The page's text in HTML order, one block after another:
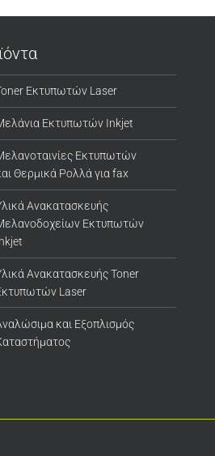
Εκτυπωτών Laser
Εκτυπωτών Inkjet
Εκτυπωτών
Θερμικά Ρολλά για fax
Ανακατασκευής
Εκτυπωτών
Ανακατασκευής Toner
Laser
και Εξοπλισμός